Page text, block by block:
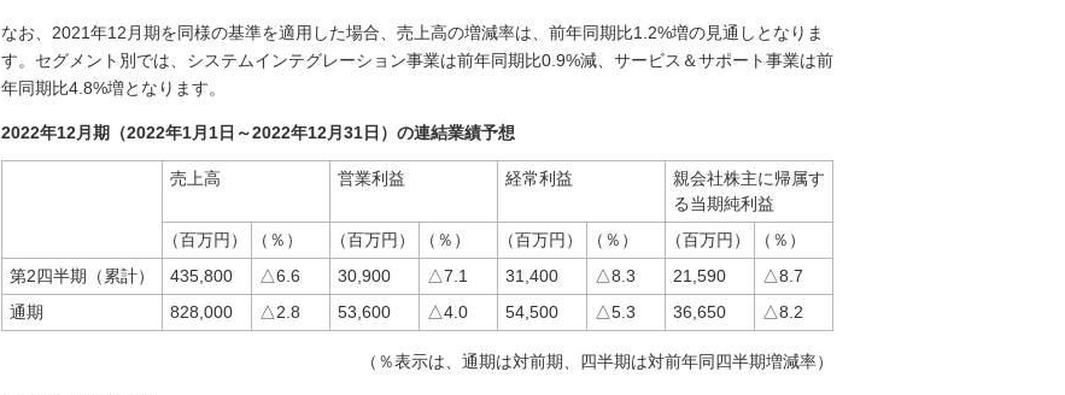
なお、2021年12月期を同様の基準を適用した場合、売上高の増減率は、前年同期比1.2%増の見通しとなりま
す。セグメント別では、システムインテグレーション事業は前年同期比0.9%減、サービス＆サポート事業は前
年同期比4.8%増となります。
2022年12月期（2022年1月1日～2022年12月31日）の連結業績予想
売上高 営業利益 経常利益
親会社株主に帰属す
る当期純利益
（百万円）
（％） （百万円） （％） （百万円） （％） （百万円）
（％）
第2四半期（累計）
435,800 △6.6 30,900 △7.1 31,400 △8.3 21,590
△8.7
通期
828,000 △2.8 53,600 △4.0 54,500 △5.3 36,650 △8.2
（％表示は、通期は対前期、四半期は対前年同四半期増減率）